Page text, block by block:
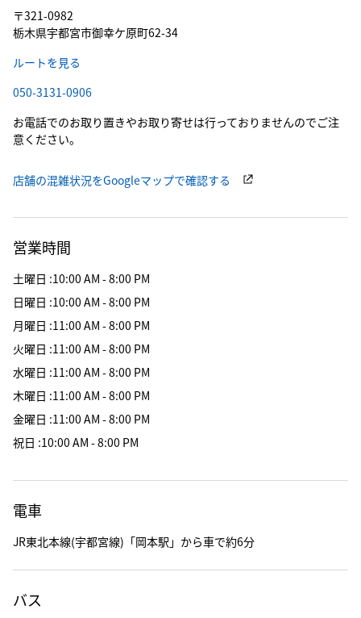
〒321-0982
栃木県宇都宮市御幸ケ原町62-34
ルートを見る
050-3131-0906
お電話でのお取り置きやお取り寄せは行っておりませんのでご注
意ください。
店舗の混雑状況をGoogleマップで確認する
営業時間
土曜日 :10:00 AM - 8:00 PM
日曜日 :10:00 AM - 8:00 PM
月曜日 :11:00 AM - 8:00 PM
火曜日 :11:00 AM - 8:00 PM
水曜日 :11:00 AM - 8:00 PM
木曜日 :11:00 AM - 8:00 PM
金曜日 :11:00 AM - 8:00 PM
祝日 :10:00 AM - 8:00 PM
電車
JR東北本線(宇都宮線)「岡本駅」から車で約6分
バス